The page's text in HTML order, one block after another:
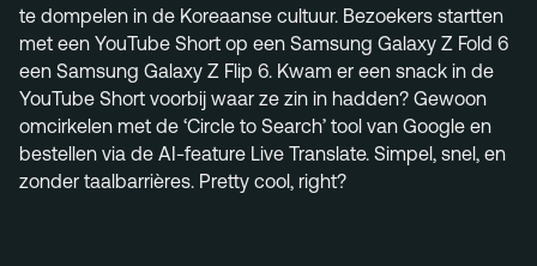
te dompelen in de Koreaanse cultuur. Bezoekers startten
met een YouTube Short op een Samsung Galaxy Z Fold 6
een Samsung Galaxy Z Flip 6. Kwam er een snack in de
YouTube Short voorbij waar ze zin in hadden? Gewoon
omcirkelen met de ‘Circle to Search’ tool van Google en
bestellen via de AI-feature Live Translate. Simpel, snel, en
zonder taalbarrières. Pretty cool, right?